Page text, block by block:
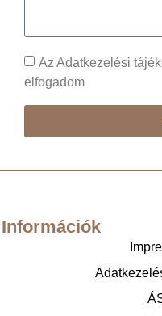
Az Adatkezelési
elfogadom
Információk